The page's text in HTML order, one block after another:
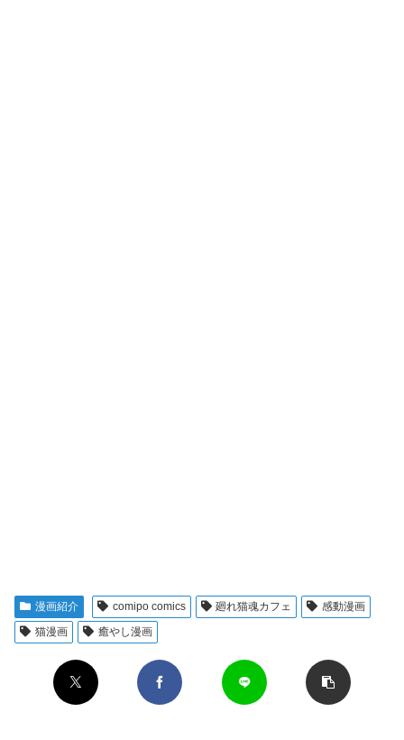
漫画紹介 comipo comics 廻れ猫魂カフェ
感動漫画
猫漫画
癒やし漫画